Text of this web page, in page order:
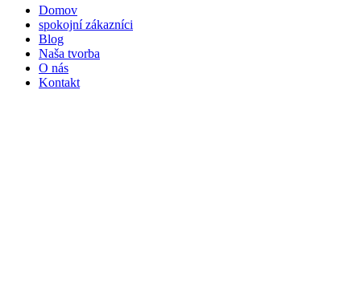
Domov
spokojní zákazníci
Blog
Naša tvorba
O nás
Kontakt